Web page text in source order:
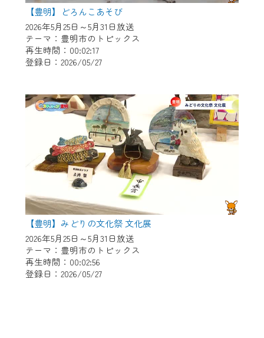
【豊明】どろんこあそび
2026年5月25日～5月31日放送
テーマ：豊明市のトピックス
再生時間：00:02:17
登録日：2026/05/27
【豊明】みどりの文化祭 文化展
2026年5月25日～5月31日放送
テーマ：豊明市のトピックス
再生時間：00:02:56
登録日：2026/05/27